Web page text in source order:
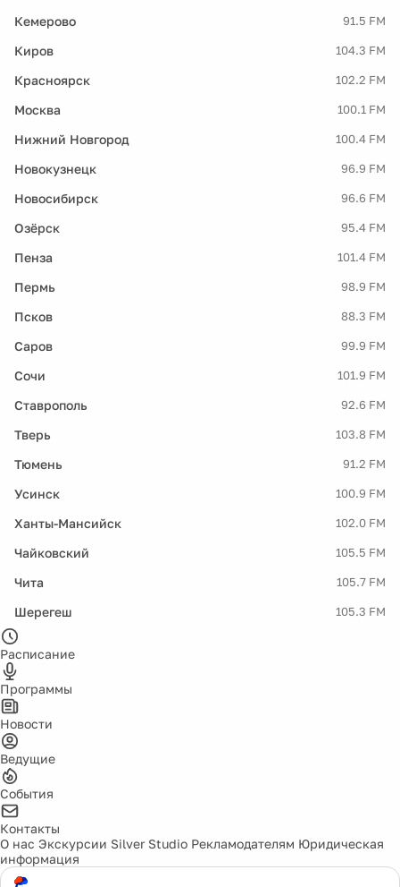
Кемерово 91.5 FM
Киров 104.3 FM
Красноярск 102.2 FM
Москва 100.1 FM
Нижний Новгород 100.4 FM
Новокузнецк 96.9 FM
Новосибирск 96.6 FM
Озёрск 95.4 FM
Пенза 101.4 FM
Пермь 98.9 FM
Псков 88.3 FM
Саров 99.9 FM
Сочи 101.9 FM
Ставрополь 92.6 FM
Тверь 103.8 FM
Тюмень 91.2 FM
Усинск 100.9 FM
Ханты-Мансийск 102.0 FM
Чайковский 105.5 FM
Чита 105.7 FM
Шерегеш 105.3 FM
Расписание
Программы
Новости
Ведущие
События
Контакты
О нас Экскурсии Silver Studio Рекламодателям Юридическая
информация